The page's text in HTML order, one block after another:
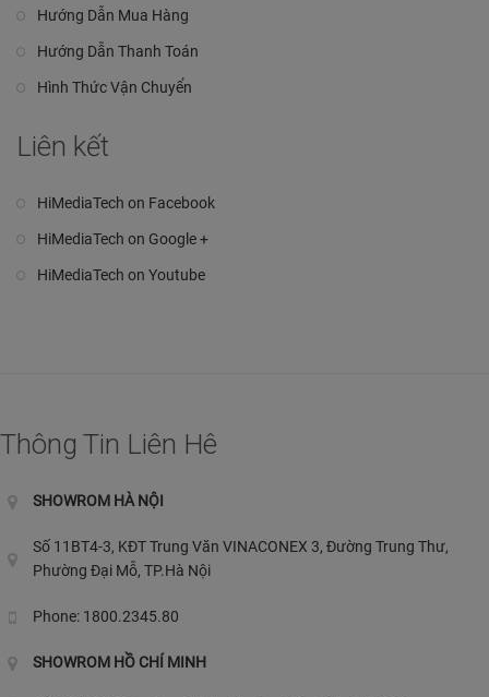
Hướng Dẫn Mua Hàng
Hướng Dẫn Thanh Toán
Hình Thức Vận Chuyển
Liên kết
HiMediaTech on Facebook
HiMediaTech on Google +
HiMediaTech on Youtube
Thông Tin Liên Hê
SHOWROM HÀ NỘI
Số 11BT4-3, KĐT Trung Văn VINACONEX 3, Đường Trung Thư,
Phường Đại Mỗ, TP.Hà Nội
Phone: 1800.2345.80
SHOWROM HỒ CHÍ MINH